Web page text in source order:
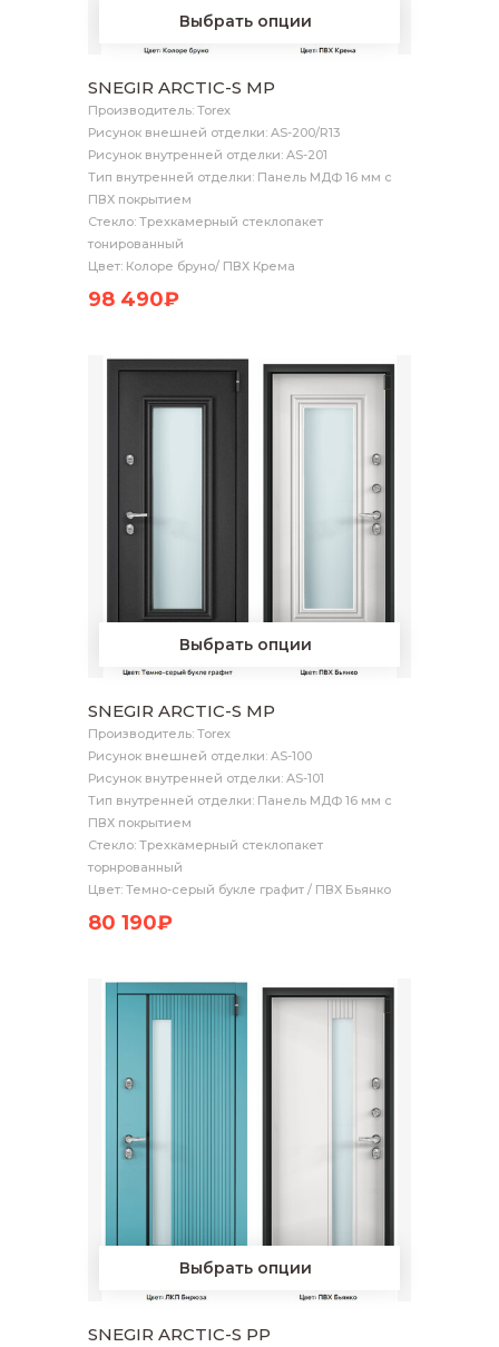
Выбрать опции
SNEGIR ARCTIC-S MP
Производитель: Torex
Рисунок внешней отделки: AS-200/R13
Рисунок внутренней отделки: AS-201
Тип внутренней отделки: Панель МДФ 16 мм с
ПВХ покрытием
Стекло: Трехкамерный стеклопакет
тонированный
Цвет: Колоре бруно/ ПВХ Крема
98 490₽
Выбрать опции
SNEGIR ARCTIC-S MP
Производитель: Torex
Рисунок внешней отделки: AS-100
Рисунок внутренней отделки: AS-101
Тип внутренней отделки: Панель МДФ 16 мм с
ПВХ покрытием
Стекло: Трехкамерный стеклопакет
торнрованный
Цвет: Темно-серый букле графит / ПВХ Бьянко
80 190₽
Выбрать опции
SNEGIR ARCTIC-S PP